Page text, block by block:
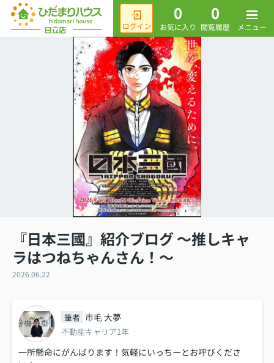
0
お気に入り
0
閲覧履歴 メニュー
『日本三國』紹介ブログ ～推しキャ
ラはつねちゃんさん！～
2026.06.22
筆者 市毛 大夢
不動産キャリア1年
一所懸命にがんばります！気軽にいっちーとお呼びくださ